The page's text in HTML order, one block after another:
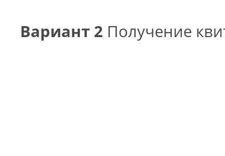
Вариант 2 Получение